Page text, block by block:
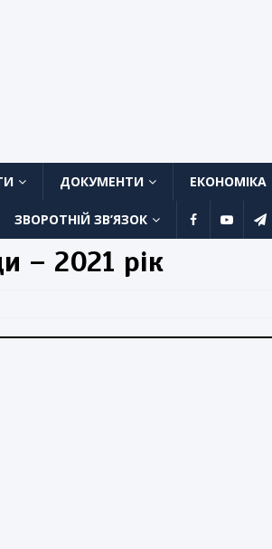
ДОКУМЕНТИ ЕКОНОМІКА
ЗВОРОТНІЙ ЗВ’ЯЗОК
– 2021 рік